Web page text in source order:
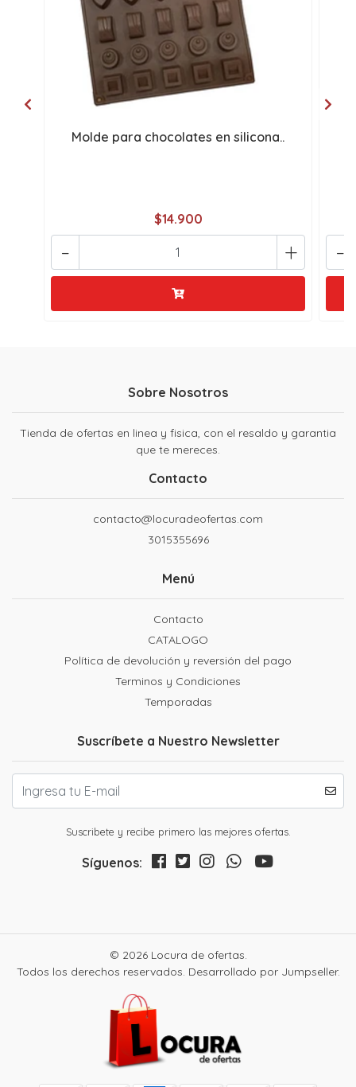
Molde para chocolates en silicona..
$14.900
+
- -
Sobre Nosotros
Tienda de ofertas en linea y fisica, con el resaldo y garantia
que te mereces.
Contacto
contacto@locuradeofertas.com
3015355696
Menú
Contacto
CATALOGO
Política de devolución y reversión del pago
Terminos y Condiciones
Temporadas
Suscríbete a Nuestro Newsletter
Suscribete y recibe primero las mejores ofertas.
Síguenos:
© 2026 Locura de ofertas.
Todos los derechos reservados. Desarrollado por Jumpseller.